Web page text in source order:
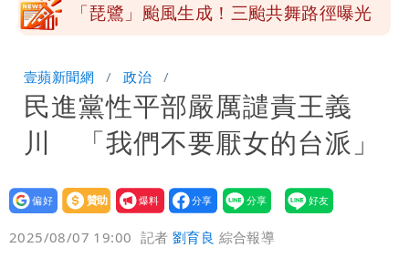
水」 王浩宇揚言告發
「琵鷺」颱風生成！三颱共舞路徑曝光
公布收入比拍戲賺更多
北市沒放颱風假挨轟 楊植斗：綠委竟不
知道颱風假要有依據
壹蘋新聞網 政治
民進黨性平部嚴厲譴責王義
川 「我們不要厭女的台派」
設為
贊助
我要
爆料
2025/08/07 19:00 記者劉育良 綜合報導